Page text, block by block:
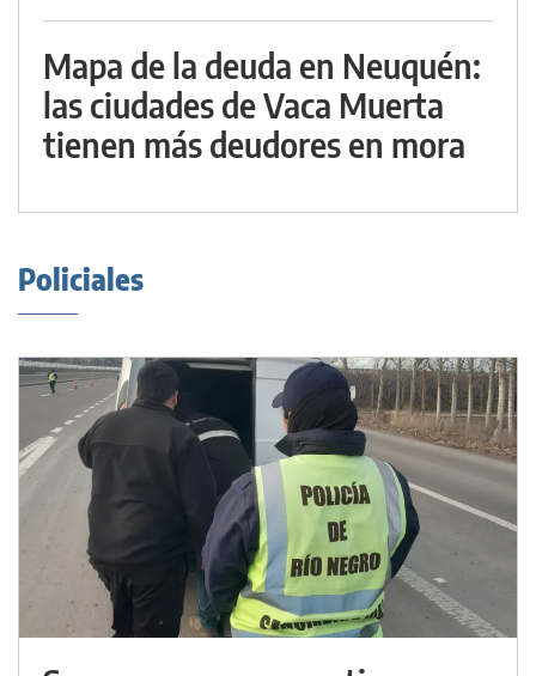
Mapa de la deuda en Neuquén:
las ciudades de Vaca Muerta
tienen más deudores en mora
Policiales